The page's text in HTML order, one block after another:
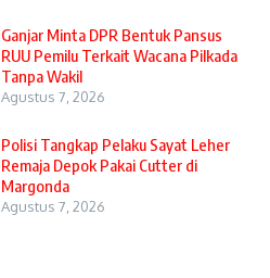
Ganjar Minta DPR Bentuk Pansus
RUU Pemilu Terkait Wacana Pilkada
Tanpa Wakil
Agustus 7, 2026
Polisi Tangkap Pelaku Sayat Leher
Remaja Depok Pakai Cutter di
Margonda
Agustus 7, 2026